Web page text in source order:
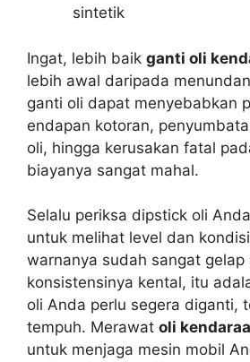
sintetik
Ingat, lebih baik ganti oli
lebih awal daripada
ganti oli dapat menyebabkan
endapan kotoran,
oli, hingga kerusakan fatal
biayanya sangat mahal.
Selalu periksa dipstick oli
untuk melihat level dan
warnanya sudah sangat gelap
konsistensinya kental, itu
oli Anda perlu segera diganti,
tempuh. Merawat oli
untuk menjaga mesin mobil